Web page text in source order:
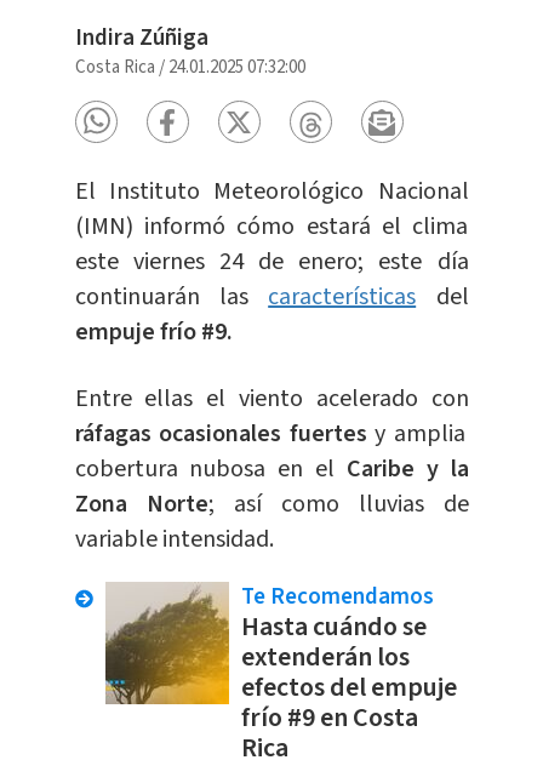
Indira Zúñiga
Costa Rica /24.01.2025 07:32:00
El Instituto Meteorológico Nacional
(IMN) informó cómo estará el clima
este viernes 24 de enero; este día
continuarán lascaracterísticasdel
empuje frío #9.
Entre ellas el viento acelerado con
ráfagas ocasionales fuertesy amplia
cobertura nubosa en el Caribe y la
Zona Norte; así como lluvias de
variable intensidad.
Te Recomendamos
Hasta cuándo se
extenderán los
efectos del empuje
frío #9 en Costa
Rica